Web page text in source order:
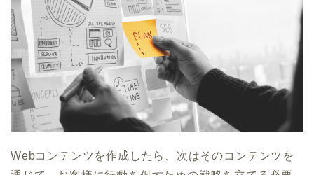
Webコンテンツを作成したら、次はそのコンテンツを